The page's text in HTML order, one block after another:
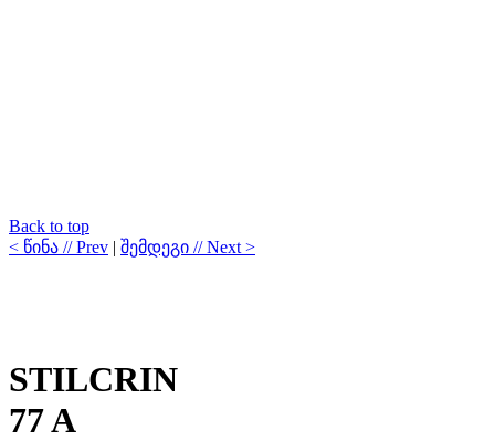
Back to top
< წინა // Prev | შემდეგი // Next >
STILCRIN
77 A